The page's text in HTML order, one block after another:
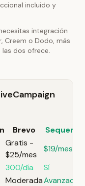
incluido y
integración
Creem o Dodo, más
dos ofrece.
Brevo
Sequenzy
Gratis -
$25/mes
$19/mes
300/día
Sí
ModeradaAvanzada